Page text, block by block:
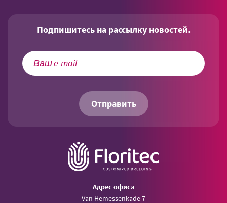
Подпишитесь на рассылку новостей.
Отправить
Aдрес офиса
Van Hemessenkade 7